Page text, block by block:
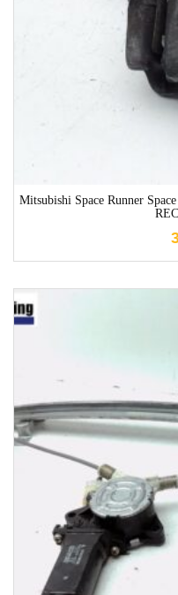
Mitsubishi Space Runner